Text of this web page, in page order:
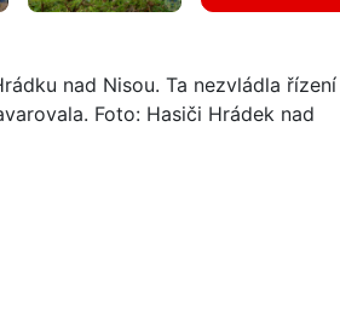
nad Nisou. Ta nezvládla řízení
Foto: Hasiči Hrádek nad